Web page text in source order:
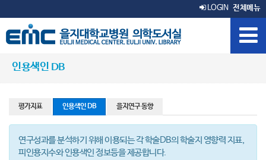
LOGIN 전체메뉴
인용색인 DB
평가지표 인용색인 DB 을지연구 동향
연구성과를 분석하기 위해 이용되는 각 학술DB의 학술지 영향력 지표,
피인용지수와 인용색인 정보등을 제공합니다.